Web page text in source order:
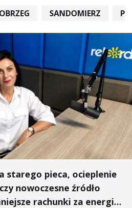
SANDOMIERZ
starego pieca, ocieplenie
nowoczesne źródło
rachunki za energię,